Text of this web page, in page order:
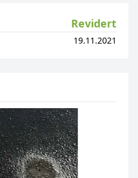
Revidert
19.11.2021